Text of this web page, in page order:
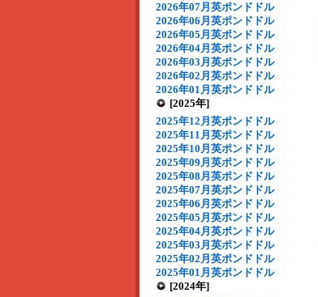
2026年07月英ポンドドル
2026年06月英ポンドドル
2026年05月英ポンドドル
2026年04月英ポンドドル
2026年03月英ポンドドル
2026年02月英ポンドドル
2026年01月英ポンドドル
[2025年]
2025年12月英ポンドドル
2025年11月英ポンドドル
2025年10月英ポンドドル
2025年09月英ポンドドル
2025年08月英ポンドドル
2025年07月英ポンドドル
2025年06月英ポンドドル
2025年05月英ポンドドル
2025年04月英ポンドドル
2025年03月英ポンドドル
2025年02月英ポンドドル
2025年01月英ポンドドル
[2024年]